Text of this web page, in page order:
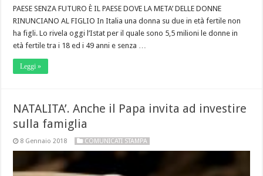
PAESE SENZA FUTURO È IL PAESE DOVE LA META’ DELLE DONNE
RINUNCIANO AL FIGLIO In Italia una donna su due in età fertile non
ha figli. Lo rivela oggi l’Istat per il quale sono 5,5 milioni le donne in
età fertile tra i 18 ed i 49 anni e senza …
Leggi »
NATALITA’. Anche il Papa invita ad investire
sulla famiglia
8 Gennaio 2018 COMUNICATI STAMPA